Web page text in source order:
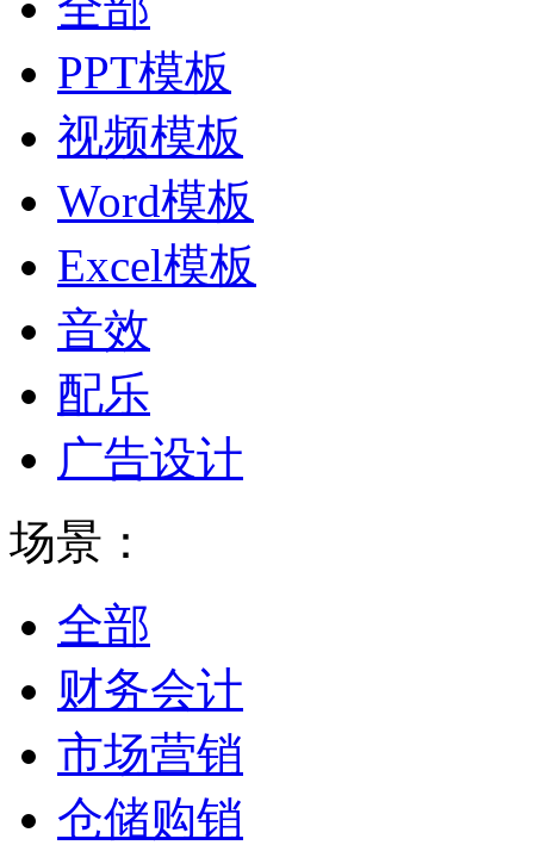
PPT模板
视频模板
Word模板
Excel模板
音效
配乐
广告设计
场景：
全部
财务会计
市场营销
仓储购销